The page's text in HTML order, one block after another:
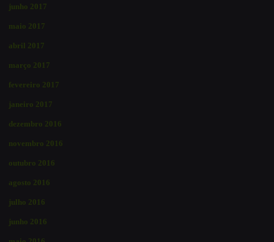
junho 2017
maio 2017
abril 2017
março 2017
fevereiro 2017
janeiro 2017
dezembro 2016
novembro 2016
outubro 2016
agosto 2016
julho 2016
junho 2016